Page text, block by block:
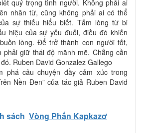
quý trọng tình người. Không phải ai
nhân từ, cũng không phải ai có thể
sự thiếu hiểu biết. Tấm lòng từ bi
hiệu của sự yếu đuối, điều đó khiến
lòng. Để trở thành con người tốt,
phải giữ thái độ mãnh mẽ. Chẳng cần
Ruben David Gonzalez Gallego
phá câu chuyện đầy cảm xúc trong
Nền Đen” của tác giả Ruben David
sách Vòng Phấn Kapkazơ